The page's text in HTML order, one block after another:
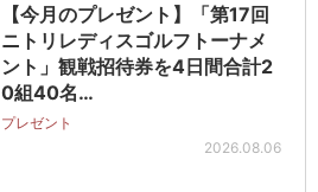
【今月のプレゼント】「第17回
ニトリレディスゴルフトーナメ
ント」観戦招待券を4日間合計2
0組40名…
プレゼント
2026.08.06